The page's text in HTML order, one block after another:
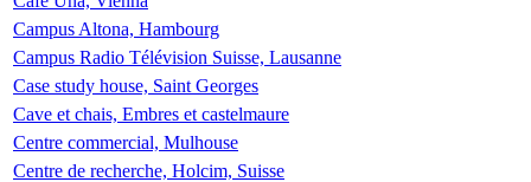
Campus Altona, Hambourg
Campus Radio Télévision Suisse, Lausanne
Case study house, Saint Georges
Cave et chais, Embres et castelmaure
Centre commercial, Mulhouse
Centre de recherche, Holcim, Suisse